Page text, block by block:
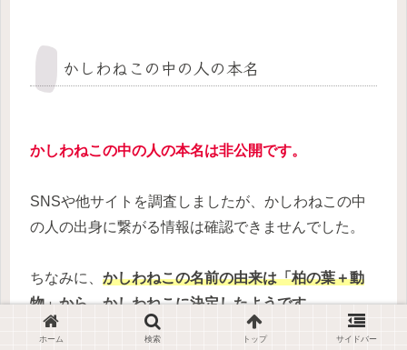
かしわねこの中の人の本名
かしわねこの中の人の本名は非公開です。
SNSや他サイトを調査しましたが、かしわねこの中
の人の出身に繋がる情報は確認できませんでした。
ちなみに、 かしわねこの名前の由来は「柏の葉＋動
物」から、かしわねこに決定したようです。
ホーム 検索 トップ サイドバー